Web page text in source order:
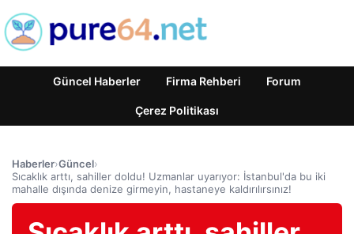
Güncel Haberler Firma Rehberi Forum
Çerez Politikası
Haberler›Güncel›
Sıcaklık arttı, sahiller doldu! Uzmanlar uyarıyor: İstanbul'da bu iki
mahalle dışında denize girmeyin, hastaneye kaldırılırsınız!